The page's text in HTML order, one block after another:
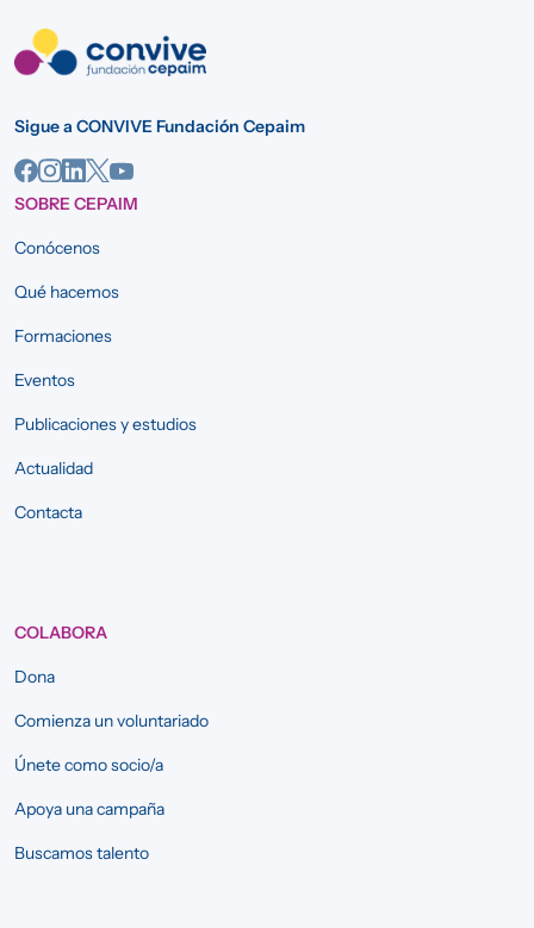
Sigue a CONVIVE Fundación Cepaim
SOBRE CEPAIM
Conócenos
Qué hacemos
Formaciones
Eventos
Publicaciones y estudios
Actualidad
Contacta
COLABORA
Dona
Comienza un voluntariado
Únete como socio/a
Apoya una campaña
Buscamos talento